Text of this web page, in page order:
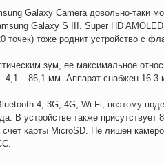
Galaxy Camera довольно-таки
Galaxy S III. Super HD
тоже роднит устройство с
зум, ее максимальное
4,1 – 86,1 мм. Аппарат снабжен
4, 3G, 4G, Wi-Fi, поэтому
В устройстве также присутствует
карты MicroSD. Не лишен